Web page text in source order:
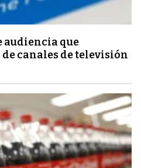
audiencia que
canales de televisión